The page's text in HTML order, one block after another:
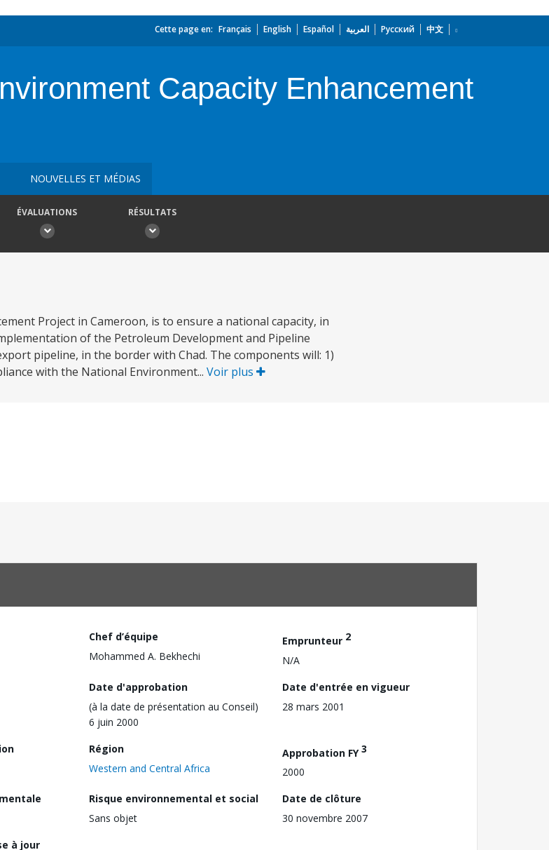
Cette page en: Français English Español العربية Русский 中文
Capacity Enhancement
NOUVELLES ET MÉDIAS
ÉVALUATIONS RÉSULTATS
Project in Cameroon, is to ensure a national capacity, in
of the Petroleum Development and Pipeline
pipeline, in the border with Chad. The components will: 1)
with the National Environment... Voir plus
Chef d’équipe
Mohammed A. Bekhechi
Emprunteur 2
N/A
Date d'approbation
(à la date de présentation au Conseil)
6 juin 2000
Date d'entrée en vigueur
28 mars 2001
Région
Western and Central Africa
Approbation FY3
2000
Risque environnemental et social
Sans objet
Date de clôture
30 novembre 2007
à jour